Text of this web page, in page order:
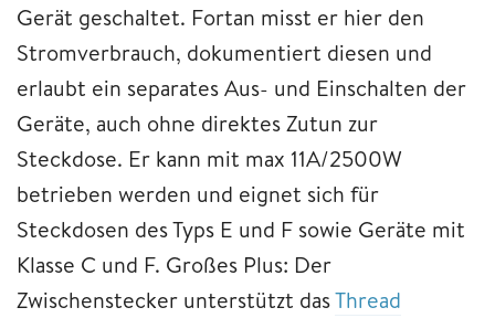
Gerät geschaltet. Fortan misst er hier den
Stromverbrauch, dokumentiert diesen und
erlaubt ein separates Aus- und Einschalten der
Geräte, auch ohne direktes Zutun zur
Steckdose. Er kann mit max 11A/2500W
betrieben werden und eignet sich für
Steckdosen des Typs E und F sowie Geräte mit
Klasse C und F. Großes Plus: Der
Zwischenstecker unterstützt dasThread